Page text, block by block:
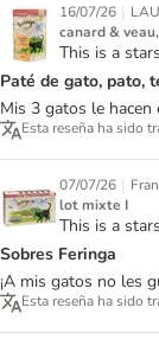
16/07/26 |
canard &
This is a
Paté de gato, pato,
Mis 3 gatos le hacen
Esta reseña ha sido
07/07/26 |
lot mixte I
This is a
Sobres Feringa
¡A mis gatos no les
Esta reseña ha sido